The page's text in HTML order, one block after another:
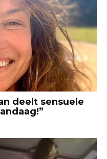
deelt sensuele